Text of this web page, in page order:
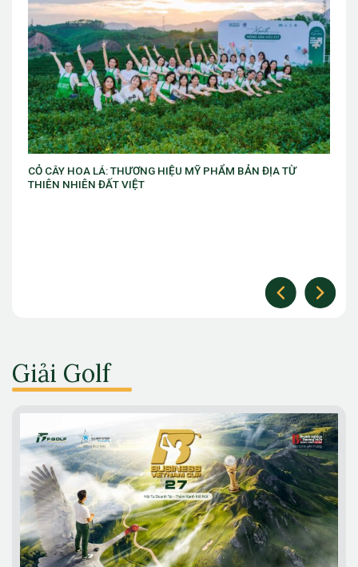
VIB ra mắt chương trình “VIB Swing – Mở khóa đặc
làm chủ thời cuộc” với ưu đãi Golf lên đến 10 triệu đồng
Giải Golf